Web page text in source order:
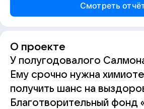
Смотреть
О проекте
У полугодовалого
Ему срочно нужна
получить шанс на
Благотворительный фонд